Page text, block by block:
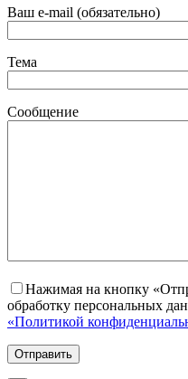
Ваш e-mail (обязательно)
Тема
Сообщение
Нажимая на кнопку
обработку персональных
«Политикой